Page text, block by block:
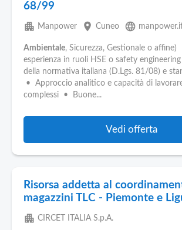
68/99
apartment Manpower place Cuneo language
Ambientale, Sicurezza, Gestionale o
esperienza in ruoli HSE o safety
della normativa italiana (D.Lgs. 81/08) e
• Approccio analitico e capacità di
complessi • Buone...
Vedi offerta
Risorsa addetta al
magazzini TLC - Piemonte e
apartment CIRCET ITALIA S.p.A.